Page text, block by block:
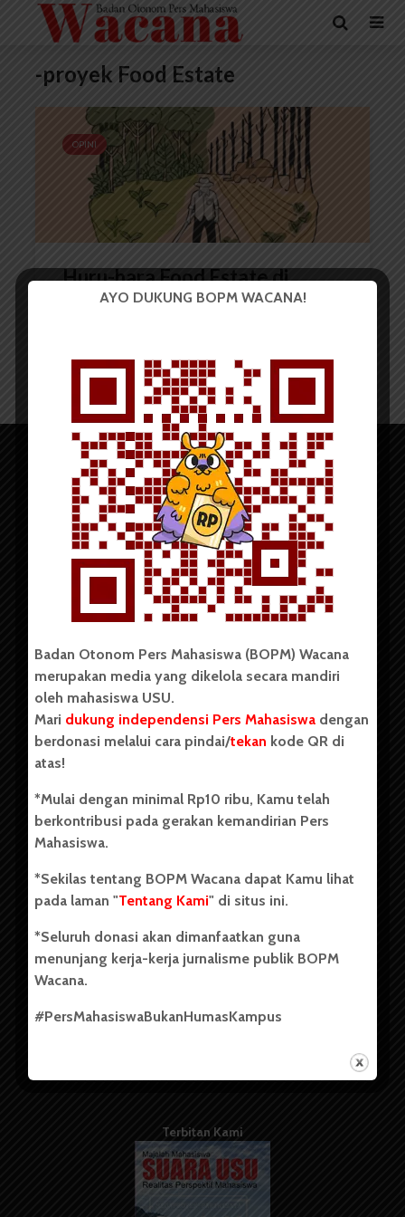
-proyek Food Estate
OPINI
Huru-hara Food Estate di
Indonesia
Copyright © 2023. All rights reserved BOPM WACANA.
Badan Otonom Pers Mahasiswa (BOPM) Wacana merupakan
pers mahasiswa yang berdiri di luar kampus dan dikelola
secara mandiri oleh mahasiswa Universitas Sumatera Utara
(USU). Sebelumnya BOPM Wacana merupakan salah satu
Unit Kegiatan Mahasiswa (UKM) di Universitas Sumatera
berdiri pada 1 Juli 1995.
Kontribusi
Info Iklan
Pedoman Media Siber
Kode Etik Jurnalistik
Terbitan Kami
AYO DUKUNG BOPM WACANA!
Badan Otonom Pers Mahasiswa (BOPM) Wacana
merupakan media yang dikelola secara mandiri
oleh mahasiswa USU.
Mari dukung independensi Pers Mahasiswa dengan
berdonasi melalui cara pindai/tekan kode QR di
atas!
*Mulai dengan minimal Rp10 ribu, Kamu telah
berkontribusi pada gerakan kemandirian Pers
Mahasiswa.
*Sekilas tentang BOPM Wacana dapat Kamu lihat
pada laman "Tentang Kami" di situs ini.
*Seluruh donasi akan dimanfaatkan guna
menunjang kerja-kerja jurnalisme publik BOPM
Wacana.
#PersMahasiswaBukanHumasKampus